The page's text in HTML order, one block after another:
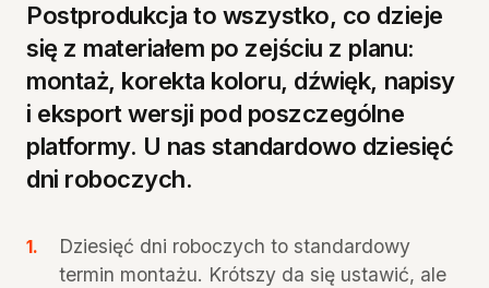
Postprodukcja to wszystko, co dzieje
się z materiałem po zejściu z planu:
montaż, korekta koloru, dźwięk, napisy
i eksport wersji pod poszczególne
platformy. U nas standardowo dziesięć
dni roboczych.
Dziesięć dni roboczych to standardowy
termin montażu. Krótszy da się ustawić, ale